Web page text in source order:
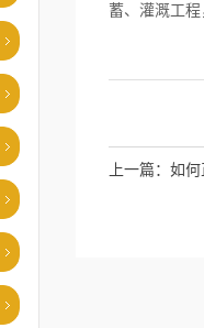
蓄、灌溉工
上一篇： 如何